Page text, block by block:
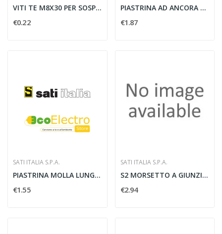
VITI TE M8X30 PER SOSPENSIONI BZE - SATI 2710252
€0.22
PIASTRINA AD ANCORA M8 ZAMA - SATI 2720660
€1.87
SATI ITALIA S.P.A.
PIASTRINA MOLLA LUNGA PMP M8 BZE - SATI 2710661
€1.55
SATI ITALIA S.P.A.
S2 MORSETTO A GIUNZIONE SNODABILE GEV 36 IX -...
€2.94